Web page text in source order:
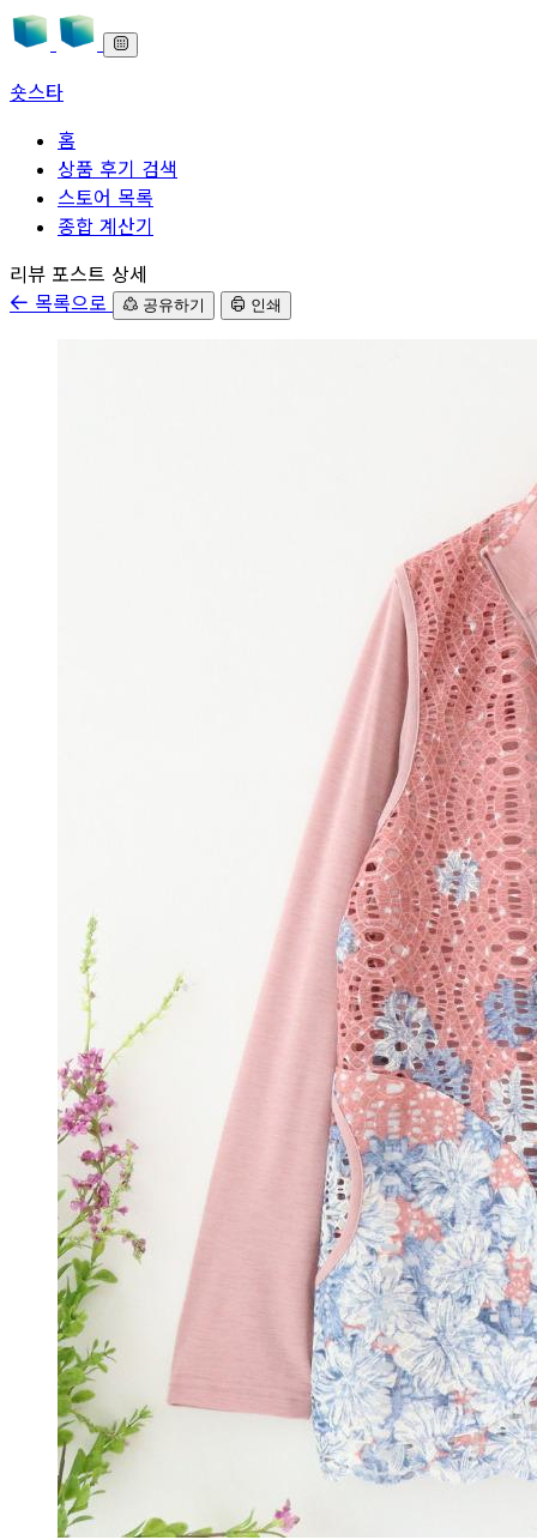
숏스타
홈
상품 후기 검색
스토어 목록
종합 계산기
본문으로 바로가기
리뷰 포스트 상세
목록으로
공유하기 인쇄